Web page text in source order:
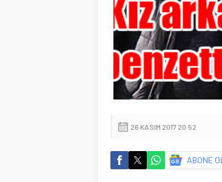
26 KASIM 2017 20:52
ABONE OL